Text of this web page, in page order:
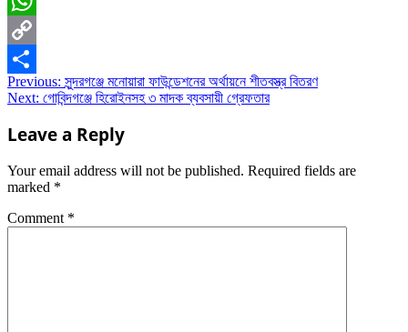
WhatsApp
Copy
Link
Share
Post
Previous: সুন্দরগঞ্জে মনোয়ারা ফাউন্ডেশনের অর্থায়নে শীতবস্ত্র বিতরণ
Next: গোবিন্দগঞ্জে হিরোইনসহ ৩ মাদক ব্যবসায়ী গ্রেফতার
Leave a Reply
Your email address will not be published. Required fields are
marked *
Comment *